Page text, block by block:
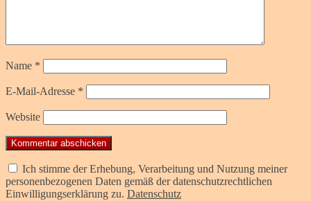
Name *
E-Mail-Adresse *
Website
Ich stimme der Erhebung, Verarbeitung und Nutzung meiner
personenbezogenen Daten gemäß der datenschutzrechtlichen
Einwilligungserklärung zu. Datenschutz